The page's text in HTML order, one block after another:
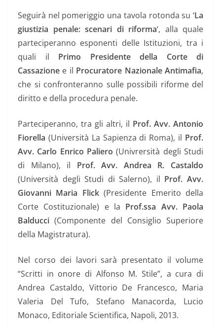
Seguirà nel pomeriggio una tavola rotonda su ‘La
giustizia penale: scenari di riforma‘, alla quale
parteciperanno esponenti delle Istituzioni, tra i
quali il Primo Presidente della Corte di
Cassazione e il Procuratore Nazionale Antimafia,
che si confronteranno sulle possibili riforme del
diritto e della procedura penale.
Parteciperanno, tra gli altri, il Prof. Avv. Antonio
Fiorella (Università La Sapienza di Roma), il Prof.
Avv. Carlo Enrico Paliero (Univrersità degli Studi
di Milano), il Prof. Avv. Andrea R. Castaldo
(Università degli Studi di Salerno), il Prof. Avv.
Giovanni Maria Flick(Presidente Emerito della
Corte Costituzionale) e la Prof.ssa Avv. Paola
Balducci (Componente del Consiglio Superiore
della Magistratura).
Nel corso dei lavori sarà presentato il volume
“Scritti in onore di Alfonso M. Stile”, a cura di
Andrea Castaldo, Vittorio De Francesco, Maria
Valeria Del Tufo, Stefano Manacorda, Lucio
Monaco, Editoriale Scientifica, Napoli, 2013.